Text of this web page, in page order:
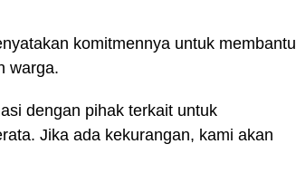
komitmennya untuk membantu
warga.
dengan pihak terkait untuk
Jika ada kekurangan, kami akan